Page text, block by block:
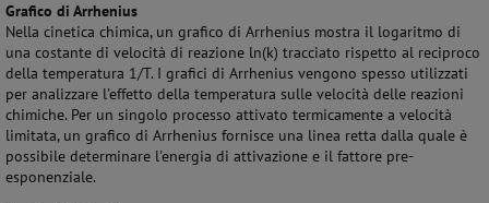
o
n
Grafico di Arrhenius
Nella cinetica chimica, un grafico di Arrhenius mostra il logaritmo di
una costante di velocità di reazione ln(k) tracciato rispetto al reciproco
della temperatura 1/T. I grafici di Arrhenius vengono spesso utilizzati
per analizzare l'effetto della temperatura sulle velocità delle reazioni
chimiche. Per un singolo processo attivato termicamente a velocità
limitata, un grafico di Arrhenius fornisce una linea retta dalla quale è
possibile determinare l'energia di attivazione e il fattore pre-
esponenziale.